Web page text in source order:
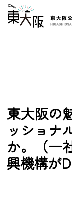
東大阪の
ッショナ
か。（一
興機構が